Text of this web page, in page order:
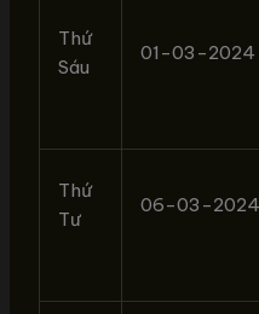
Thứ
Sáu
01-03-2024
Thứ
Tư
06-03-2024